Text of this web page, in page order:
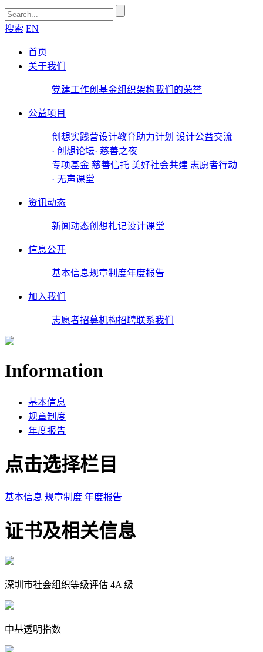
搜索 EN
首页
关于我们
党建工作创基金组织架构我们的荣誉
公益项目
创想实践营设计教育助力计划 设计公益交流
· 创想论坛· 慈善之夜
专项基金 慈善信托 美好社会共建 志愿者行动
· 无声课堂
资讯动态
新闻动态创想札记设计课堂
信息公开
基本信息规章制度年度报告
加入我们
志愿者招募机构招聘联系我们
Information
基本信息
规章制度
年度报告
点击选择栏目
基本信息 规章制度 年度报告
证书及相关信息
深圳市社会组织等级评估 4A 级
中基透明指数